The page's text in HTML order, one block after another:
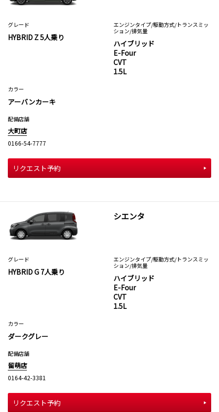
グレード
HYBRID Z 5人乗り
エンジンタイプ/駆動方式/トランスミッ
ション/排気量
ハイブリッド
E-Four
CVT
1.5L
カラー
アーバンカーキ
配備店舗
大町店
0166-54-7777
リクエスト予約
シエンタ
グレード
HYBRID G 7人乗り
エンジンタイプ/駆動方式/トランスミッ
ション/排気量
ハイブリッド
E-Four
CVT
1.5L
カラー
ダークグレー
配備店舗
留萌店
0164-42-3381
リクエスト予約